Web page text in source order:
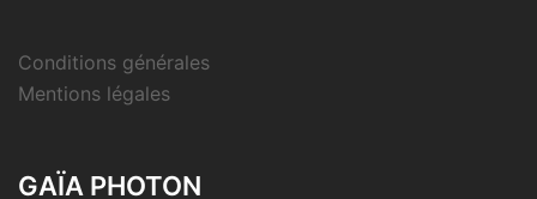
Conditions générales
Mentions légales
GAÏA PHOTON